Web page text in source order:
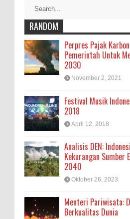
RANDOM
Perpres Pajak
Pemerintah Untuk
2030
November 2, 2021
Festival Musik
2018
April 12, 2018
Analisis DEN:
Kekurangan Sumber
2040
Oktober 26, 2023
Menteri Pariwisata:
Berkualitas Dunia